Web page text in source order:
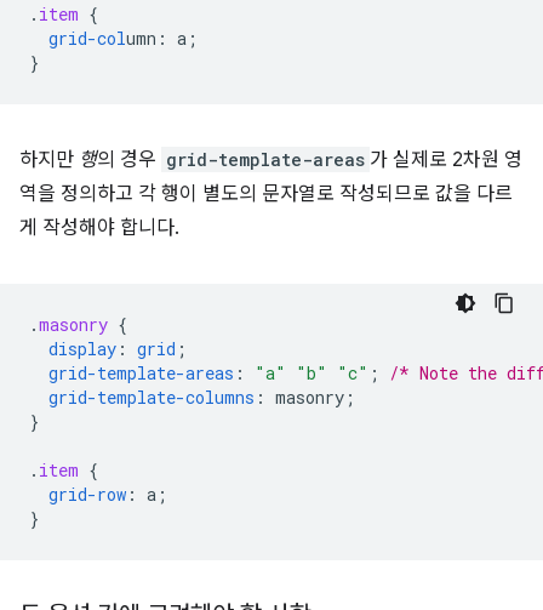
. item {
grid-column : a ;
}
하지만 행의 경우 grid-template-areas 가 실제로 2차원 영
역을 정의하고 각 행이 별도의 문자열로 작성되므로 값을 다르
게 작성해야 합니다.
.masonry {
display : grid ;
grid-template-areas : "a" "b" "c" ;
/* Note the
grid-template-columns : masonry ;
}
. item {
grid-row : a ;
}